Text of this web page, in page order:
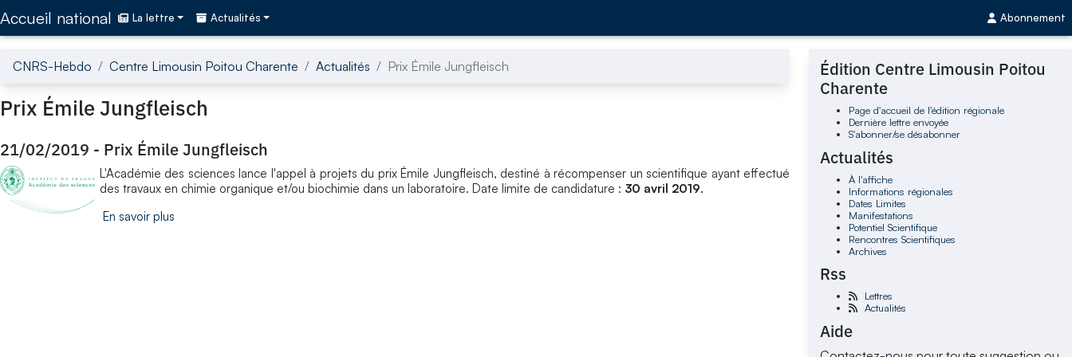
Accueil national La lettre Actualités Abonnement
CNRS-Hebdo Centre Limousin Poitou Charente Actualités Prix Émile Jungfleisch
Prix Émile Jungfleisch
21/02/2019 - Prix Émile Jungfleisch
L'Académie des sciences lance l'appel à projets du prix Émile Jungfleisch, destiné à récompenser un scientifique ayant effectué
des travaux en chimie organique et/ou biochimie dans un laboratoire. Date limite de candidature : 30 avril 2019.
En savoir plus
Édition Centre Limousin Poitou
Charente
Page d'accueil de l'édition régionale
Dernière lettre envoyée
S'abonner/se désabonner
Actualités
À l'affiche
Informations régionales
Dates Limites
Manifestations
Potentiel Scientifique
Rencontres Scientifiques
Archives
Rss
Lettres
Actualités
Aide